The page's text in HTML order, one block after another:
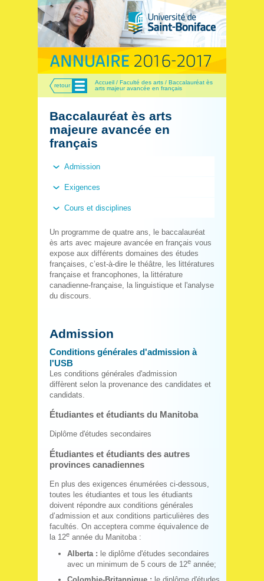
retour Menu
Accueil / Faculté des arts / Baccalauréat ès
arts majeur avancée en français
Baccalauréat ès arts
majeure avancée en
français
Admission
Exigences
Cours et disciplines
Un programme de quatre ans, le baccalauréat
ès arts avec majeure avancée en français vous
expose aux différents domaines des études
françaises, c’est-à-dire le théâtre, les littératures
française et francophones, la littérature
canadienne-française, la linguistique et l'analyse
du discours.
Admission
Conditions générales d'admission à
l'USB
Les conditions générales d'admission
diffèrent selon la provenance des candidates et
candidats.
Étudiantes et étudiants du Manitoba
Diplôme d'études secondaires
Étudiantes et étudiants des autres
provinces canadiennes
En plus des exigences énumérées ci-dessous,
toutes les étudiantes et tous les étudiants
doivent répondre aux conditions générales
d’admission et aux conditions particulières des
facultés. On acceptera comme équivalence de
la 12e année du Manitoba :
Alberta : le diplôme d'études secondaires
avec un minimum de 5 cours de 12e année;